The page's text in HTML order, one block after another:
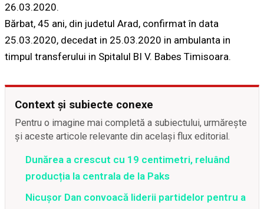
26.03.2020.
Bărbat, 45 ani, din judetul Arad, confirmat în data
25.03.2020, decedat in 25.03.2020 in ambulanta in
timpul transferului in Spitalul BI V. Babes Timisoara.
Context și subiecte conexe
Pentru o imagine mai completă a subiectului, urmărește
și aceste articole relevante din același flux editorial.
Dunărea a crescut cu 19 centimetri, reluând
producția la centrala de la Paks
Nicușor Dan convoacă liderii partidelor pentru a